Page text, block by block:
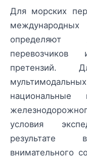
Для морских
определяют
претензий.
национальные
условия
результате
внимательного